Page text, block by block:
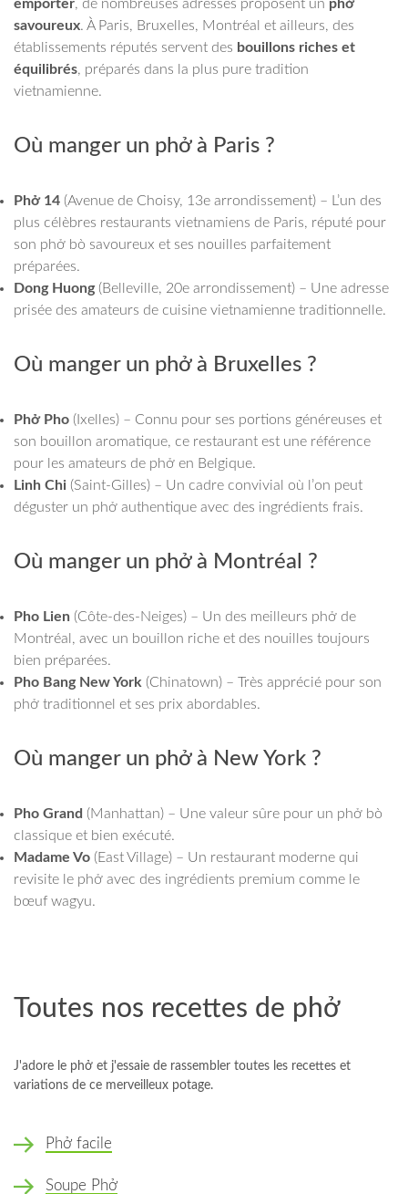
emporter, de nombreuses adresses proposent un phở
savoureux. À Paris, Bruxelles, Montréal et ailleurs, des
établissements réputés servent des bouillons riches et
équilibrés, préparés dans la plus pure tradition
vietnamienne.
Où manger un phở à Paris ?
Phở 14 (Avenue de Choisy, 13e arrondissement) – L’un des
plus célèbres restaurants vietnamiens de Paris, réputé pour
son phở bò savoureux et ses nouilles parfaitement
préparées.
Dong Huong(Belleville, 20e arrondissement) – Une adresse
prisée des amateurs de cuisine vietnamienne traditionnelle.
Où manger un phở à Bruxelles ?
Phở Pho (Ixelles) – Connu pour ses portions généreuses et
son bouillon aromatique, ce restaurant est une référence
pour les amateurs de phở en Belgique.
Linh Chi (Saint-Gilles) – Un cadre convivial où l’on peut
déguster un phở authentique avec des ingrédients frais.
Où manger un phở à Montréal ?
Pho Lien (Côte-des-Neiges) – Un des meilleurs phở de
Montréal, avec un bouillon riche et des nouilles toujours
bien préparées.
Pho Bang New York (Chinatown) – Très apprécié pour son
phở traditionnel et ses prix abordables.
Où manger un phở à New York ?
Pho Grand (Manhattan) – Une valeur sûre pour un phở bò
classique et bien exécuté.
Madame Vo (East Village) – Un restaurant moderne qui
revisite le phở avec des ingrédients premium comme le
bœuf wagyu.
Toutes nos recettes de phở
J'adore le phở et j'essaie de rassembler toutes les recettes et
variations de ce merveilleux potage.
Phở facile
Soupe Phở